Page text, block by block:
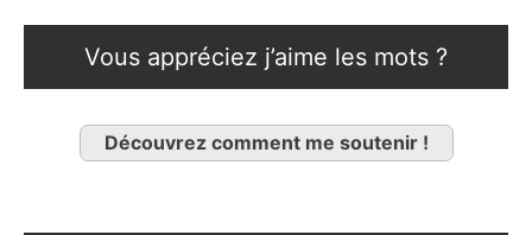
Vous appréciez j’aime les mots ?
Découvrez comment me soutenir !